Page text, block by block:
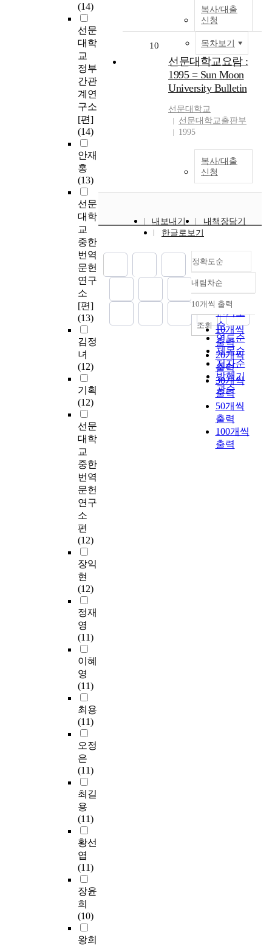
(14)
선문
대학
교
정부
간관
계연
구소
[편]
(14)
안재
홍
(13)
선문
대학
교
중한
번역
문헌
연구
소
[편]
(13)
김정
녀
(12)
기획
(12)
선문
대학
교
중한
번역
문헌
연구
소
편
(12)
장익
현
(12)
정재
영
(11)
이혜
영
(11)
최용
(11)
오정
은
(11)
최길
용
(11)
황선
엽
(11)
장윤
희
(10)
왕희
복사/대출
신청
목차보기
10
선문대학교요람 :
1995 = Sun Moon
University Bulletin
선문대학교
선문대학교출판부
1995
복사/대출
신청
내보내기
내책장담기
한글로보기
정확도순
정확도
순
인기도
순
연도순
제목순
저자순
발행기
관순
내림차순
내림차순
10개씩 출력
10개씩
출력
20개씩
출력
30개씩
출력
50개씩
출력
100개씩
출력
조회